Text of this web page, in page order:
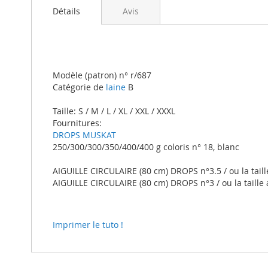
Détails
Modèle (patron) n° r/687
Catégorie de laine B
Taille: S / M / L / XL / XXL / XXXL
Fournitures:
DROPS MUSKAT
250/300/300/350/400/400 g coloris n° 18, blanc
AIGUILLE CIRCULAIRE (80 cm) DROPS n°3.5 / ou la
AIGUILLE CIRCULAIRE (80 cm) DROPS n°3 / ou la
Imprimer le tuto !
Avis